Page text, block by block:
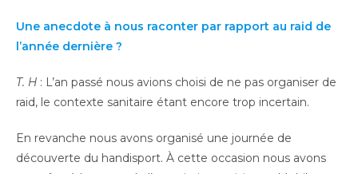
Une anecdote à nous raconter par rapport au raid de
l’année dernière ?
T. H : L’an passé nous avions choisi de ne pas organiser de
raid, le contexte sanitaire étant encore trop incertain.
En revanche nous avons organisé une journée de
découverte du handisport. À cette occasion nous avons